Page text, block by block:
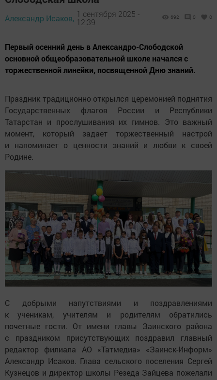
Александр Исаков, 1 сентября 2025 -
12:39
692 0 0
Первый осенний день в Александро-Слободской
основной общеобразовательной школе начался с
торжественной линейки, посвященной Дню знаний.
Праздник традиционно открылся церемонией поднятия
Государственных флагов России и Республики
Татарстан и прослушивания их гимнов. Это важный
момент, который задает торжественный настрой
и напоминает о ценности знаний и любви к своей
Родине.
С добрыми напутствиями и поздравлениями
к ученикам, учителям и родителям обратились
почетные гости. От имени главы Заинского района
с праздником присутствующих поздравил главный
редактор филиала АО «Татмедиа» «Заинск-Информ»
Александр Исаков. Глава сельского поселения Сергей
Кузнецов и директор школы Резеда Зайцева пожелали